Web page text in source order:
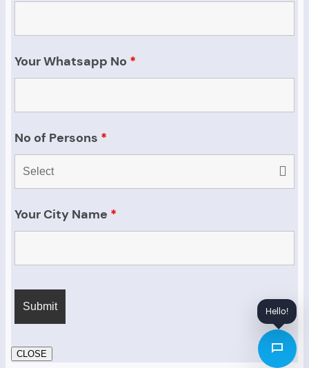
Hello!
Your Whatsapp No *
No of Persons *
Your City Name *
CLOSE